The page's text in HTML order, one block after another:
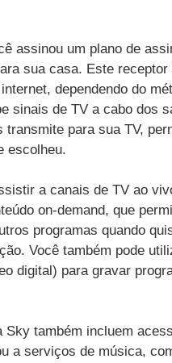
assinou um plano de
sua casa. Este
dependendo do
sinais de TV a cabo dos
transmite para sua TV,
escolheu.
a canais de TV ao
on-demand, que
programas quando
Você também pode
digital) para gravar
Sky também incluem
a serviços de música,